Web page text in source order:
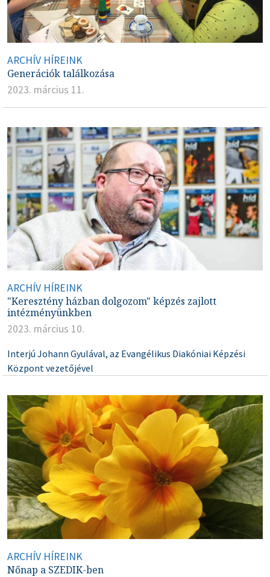
ARCHÍV HÍREINK
Generációk találkozása
2023. március 11.
ARCHÍV HÍREINK
"Keresztény házban dolgozom" képzés zajlott
intézményünkben
2023. március 10.
Interjú Johann Gyulával, az Evangélikus Diakóniai Képzési
Központ vezetőjével
ARCHÍV HÍREINK
Nőnap a SZEDIK-ben